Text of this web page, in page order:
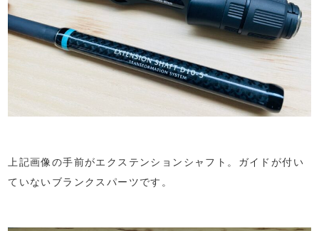
上記画像の手前がエクステンションシャフト。ガイドが付い
ていないブランクスパーツです。